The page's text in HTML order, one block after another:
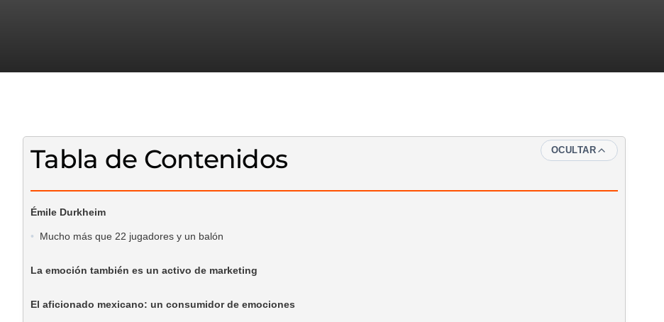
Tabla de Contenidos OCULTAR
Émile Durkheim
Mucho más que 22 jugadores y un balón
La emoción también es un activo de marketing
El aficionado mexicano: un consumidor de emociones